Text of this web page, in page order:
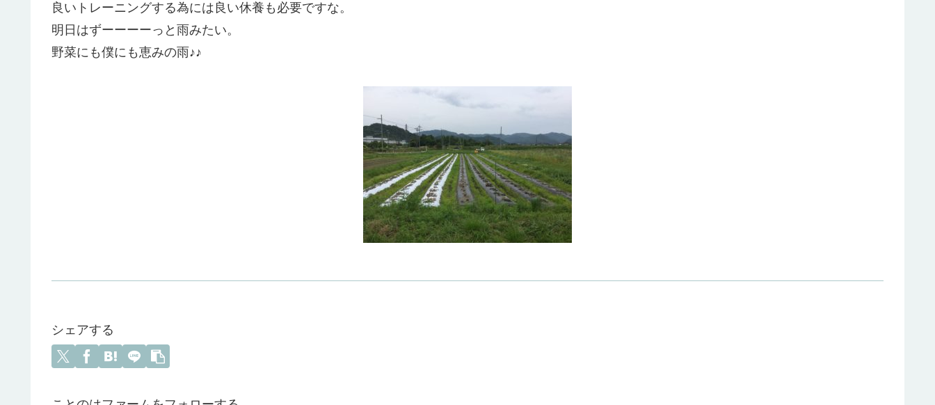
良いトレーニングする為には良い休養も必要ですな。
明日はずーーーーっと雨みたい。
野菜にも僕にも恵みの雨♪♪
シェアする